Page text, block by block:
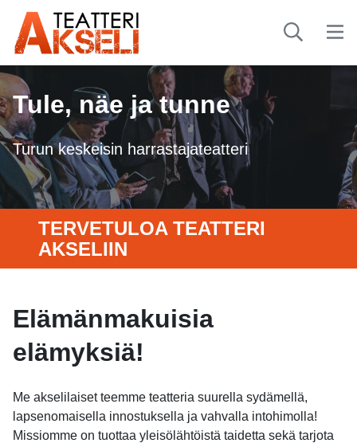
Tule, näe ja tunne
Turun keskeisin harrastajateatteri
TERVETULOA TEATTERI
AKSELIIN
Elämänmakuisia
elämyksiä!
Me akselilaiset teemme teatteria suurella sydämellä,
lapsenomaisella innostuksella ja vahvalla intohimolla!
Missiomme on tuottaa yleisölähtöistä taidetta sekä tarjota